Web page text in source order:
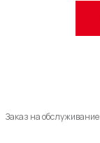
Заказ на обслуживание